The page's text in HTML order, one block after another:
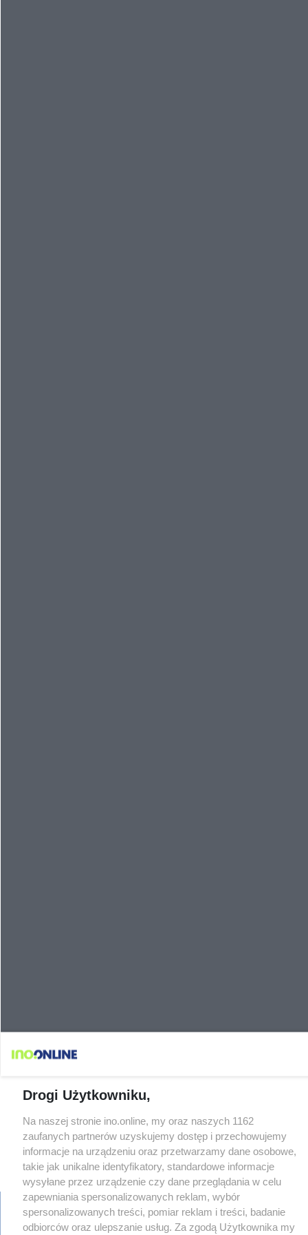
Drogi Użytkowniku,
Na naszej stronie ino.online, my oraz naszych 1162
zaufanych partnerów uzyskujemy dostęp i przechowujemy
informacje na urządzeniu oraz przetwarzamy dane osobowe,
takie jak unikalne identyfikatory, standardowe informacje
wysyłane przez urządzenie czy dane przeglądania w celu
zapewniania spersonalizowanych reklam, wybór
spersonalizowanych treści, pomiar reklam i treści, badanie
odbiorców oraz ulepszanie usług. Za zgodą Użytkownika my